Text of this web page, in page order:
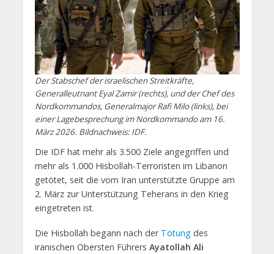
Der Stabschef der israelischen Streitkräfte,
Generalleutnant Eyal Zamir (rechts), und der Chef des
Nordkommandos, Generalmajor Rafi Milo (links), bei
einer Lagebesprechung im Nordkommando am 16.
März 2026. Bildnachweis: IDF.
Die IDF hat mehr als 3.500 Ziele angegriffen und
mehr als 1.000 Hisbollah-Terroristen im Libanon
getötet, seit die vom Iran unterstützte Gruppe am
2. März zur Unterstützung Teherans in den Krieg
eingetreten ist.
Die Hisbollah begann nach der Tötungdes
iranischen Obersten Führers Ayatollah Ali